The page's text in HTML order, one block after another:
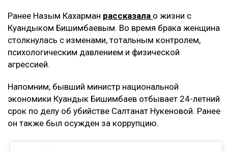
Ранее Назым Кахарман рассказала о жизни с
Куандыком Бишимбаевым. Во время брака женщина
столкнулась с изменами, тотальным контролем,
психологическим давлением и физической
агрессией.
Напомним, бывший министр национальной
экономики Куандык Бишимбаев отбывает 24-летний
срок по делу об убийстве Салтанат Нукеновой. Ранее
он также был осужден за коррупцию.